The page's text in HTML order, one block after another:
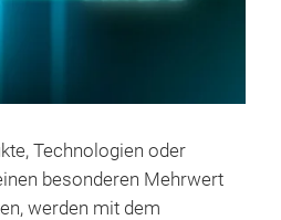
Technologien oder
besonderen Mehrwert
werden mit dem